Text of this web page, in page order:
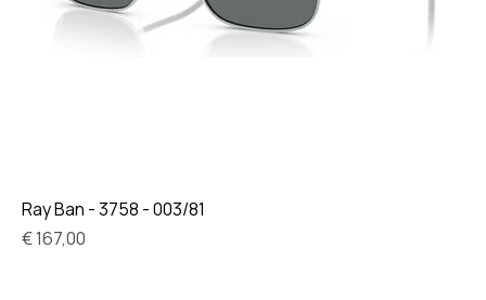
Ray Ban - 3758 - 003/81
Prijs
€ 167,00